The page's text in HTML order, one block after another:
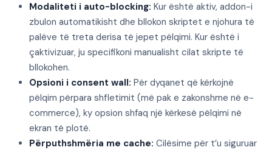
Modaliteti i auto-blocking: Kur është aktiv, addon-i
zbulon automatikisht dhe bllokon skriptet e njohura të
palëve të treta derisa të jepet pëlqimi. Kur është i
çaktivizuar, ju specifikoni manualisht cilat skripte të
bllokohen.
Opsioni i consent wall: Për dyqanet që kërkojnë
pëlqim përpara shfletimit (më pak e zakonshme në e-
commerce), ky opsion shfaq një kërkesë pëlqimi në
ekran të plotë.
Përputhshmëria me cache: Cilësime për t’u siguruar